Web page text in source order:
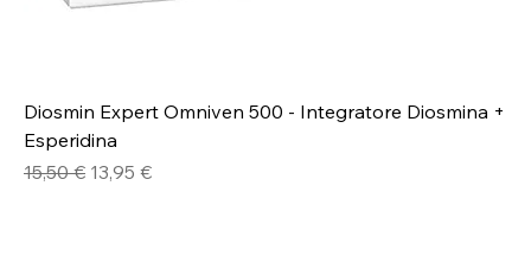
Diosmin Expert Omniven 500 - Integratore Diosmina +
Esperidina
Prezzo regolare
15,50 € Prezzo scontato
13,95 €